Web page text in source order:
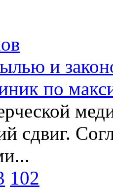
и
по
сдвиг.
102